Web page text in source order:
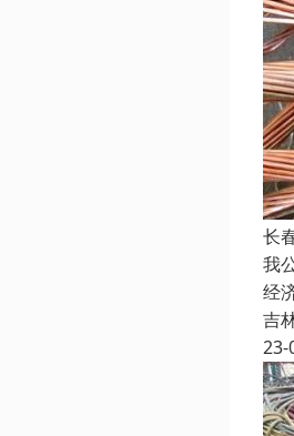
长
我
经
吉
23-